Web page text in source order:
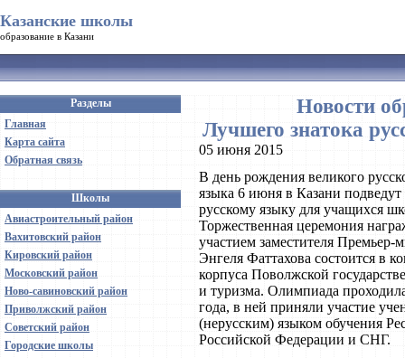
Казанские школы
образование в Казани
Разделы
Главная
Карта сайта
Обратная связь
Школы
Авиастроительный район
Вахитовский район
Кировский район
Московский район
Ново-савиновский район
Приволжский район
Советский район
Городские школы
Новости
Лучшего знатока
05 июня 2015
В день рождения великого
языка 6 июня в Казани
русскому языку для учащихся
Торжественная церемония
участием заместителя
Энгеля Фаттахова состоится в
корпуса Поволжской
и туризма. Олимпиада
года, в ней приняли участие
(нерусским) языком обучения
Российской Федерации и СНГ.